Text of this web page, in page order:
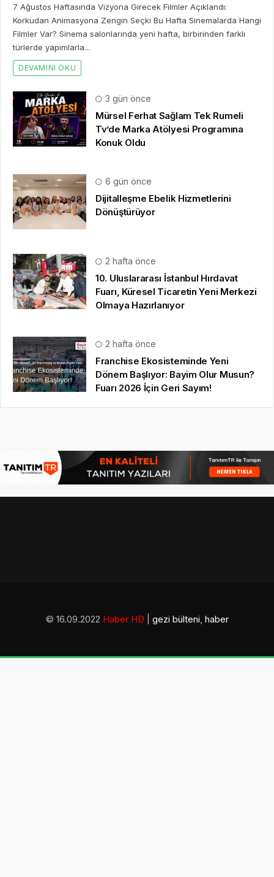
7 Ağustos Haftasında Vizyona Girecek Filmler Açıklandı:
Korkudan Animasyona Zengin Seçki Bu Hafta Sinemalarda Hangi
Filmler Var? Sinema salonlarında yeni hafta, birbirinden farklı
türlerde yapımlarla...
DEVAMINI OKU
3 gün önce
Mürsel Ferhat Sağlam Tek Rumeli
Tv’de Marka Atölyesi Programına
Konuk Oldu
6 gün önce
Dijitalleşme Ebelik Hizmetlerini
Dönüştürüyor
2 hafta önce
10. Uluslararası İstanbul Hırdavat
Fuarı, Küresel Ticaretin Yeni Merkezi
Olmaya Hazırlanıyor
2 hafta önce
Franchise Ekosisteminde Yeni
Dönem Başlıyor: Bayim Olur Musun?
Fuarı 2026 İçin Geri Sayım!
© 16.09.2022 Haber HD gezi bülteni, haber